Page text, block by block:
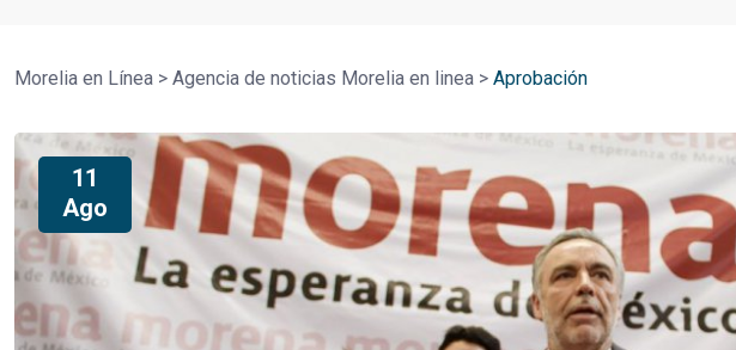
Morelia en Línea > Agencia de noticias Morelia en linea > Aprobación
11
Ago